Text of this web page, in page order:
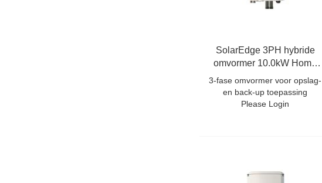
SolarEdge 3PH hybride
omvormer 10.0kW Home
3-fase omvormer voor opslag-
en back-up toepassing
Please Login